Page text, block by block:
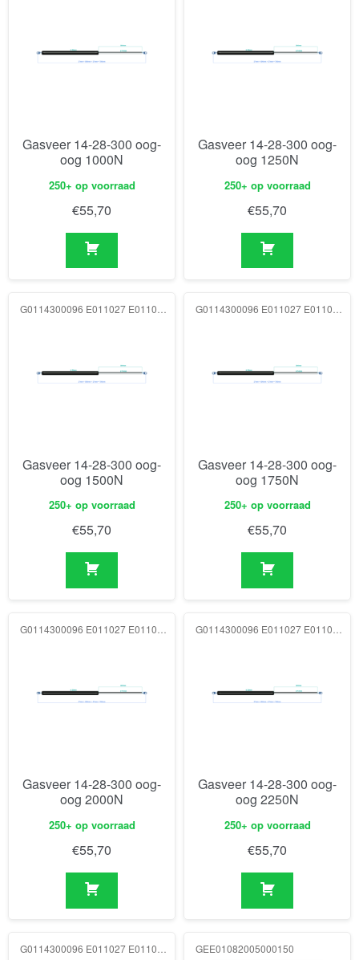
Gasveer 14-28-300 oog-
oog 1000N
250+ op voorraad
€55,70
Gasveer 14-28-300 oog-
oog 1250N
250+ op voorraad
€55,70
Gasveer 14-28-300 oog-
oog 1500N
250+ op voorraad
€55,70
Gasveer 14-28-300 oog-
oog 1750N
250+ op voorraad
€55,70
Gasveer 14-28-300 oog-
oog 2000N
250+ op voorraad
€55,70
Gasveer 14-28-300 oog-
oog 2250N
250+ op voorraad
€55,70
GEE01082005000150